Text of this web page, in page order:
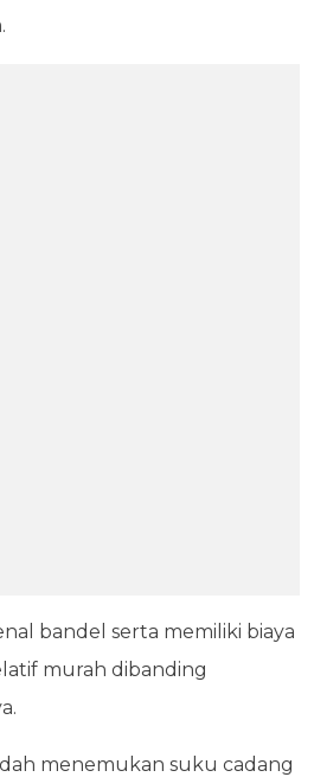
bandel serta memiliki biaya
murah dibanding
menemukan suku cadang